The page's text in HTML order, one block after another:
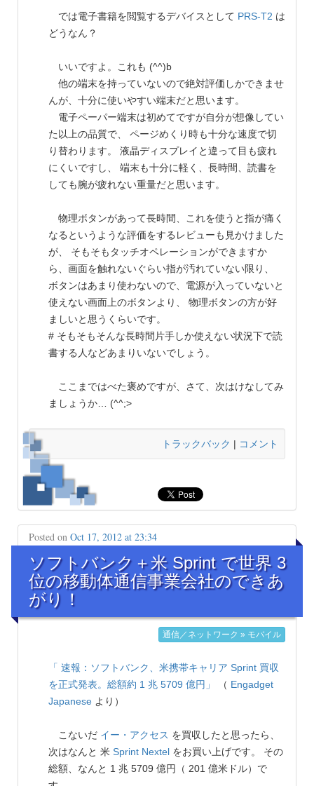
では電子書籍を閲覧するデバイスとして PRS-T2 は
どうなん？
いいですよ。これも (^^)b
他の端末を持っていないので絶対評価しかできませ
んが、十分に使いやすい端末だと思います。
電子ペーパー端末は初めてですが自分が想像してい
た以上の品質で、 ページめくり時も十分な速度で切
り替わります。 液晶ディスプレイと違って目も疲れ
にくいですし、 端末も十分に軽く、長時間、読書を
しても腕が疲れない重量だと思います。
物理ボタンがあって長時間、これを使うと指が痛く
なるというような評価をするレビューも見かけました
が、 そもそもタッチオペレーションができますか
ら、画面を触れないぐらい指が汚れていない限り、
ボタンはあまり使わないので、電源が入っていないと
使えない画面上のボタンより、 物理ボタンの方が好
ましいと思うくらいです。
# そもそもそんな長時間片手しか使えない状況下で読
書する人などあまりいないでしょう。
ここまではべた褒めですが、さて、次はけなしてみ
ましょうか… (^^;>
トラックバック | コメント
Posted on Oct 17, 2012 at 23:34
ソフトバンク＋米 Sprint で世界 3
位の移動体通信事業会社のできあ
がり！
通信／ネットワーク » モバイル
「 速報：ソフトバンク、米携帯キャリア Sprint 買収
を正式発表。総額約 1 兆 5709 億円」
（ Engadget
Japanese より）
こないだ イー・アクセス を買収したと思ったら、
次はなんと 米 Sprint Nextel をお買い上げです。 その
総額、なんと 1 兆 5709 億円（ 201 億米ドル）で